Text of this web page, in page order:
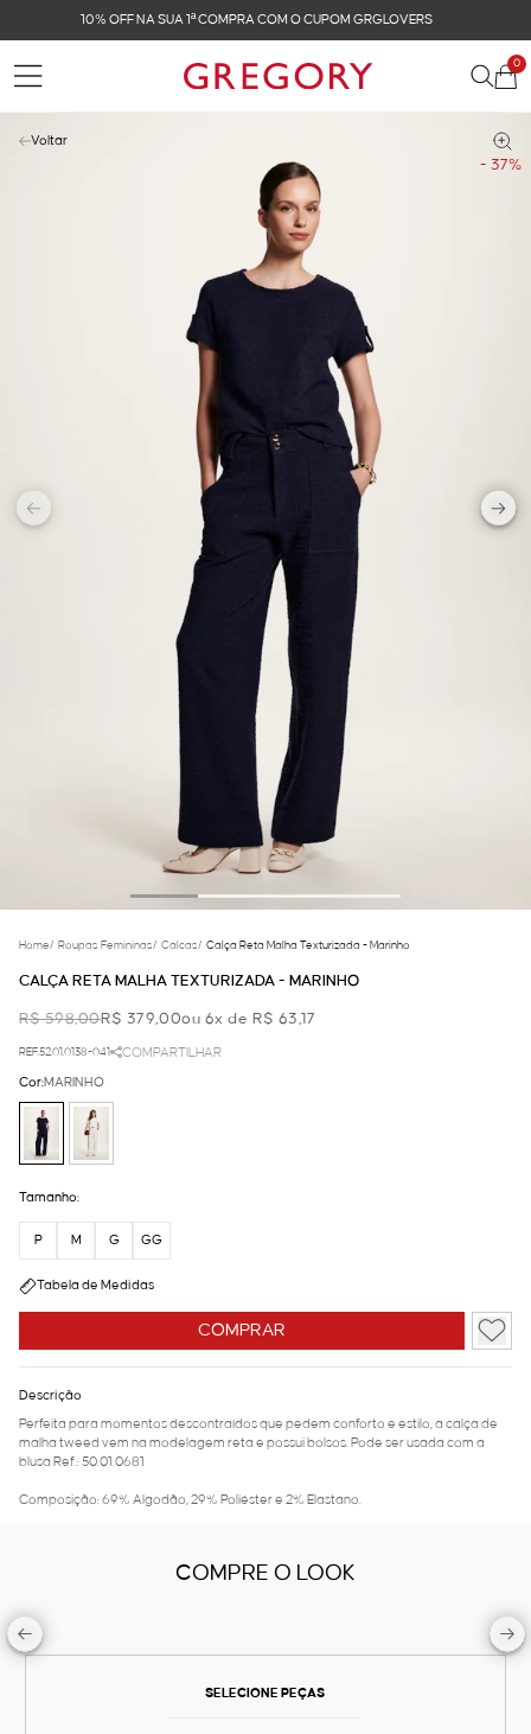
FRETE GRÁTIS NAS COMPRAS ACIMA DE R$ 899
0
- 37%
Voltar
Home/ Roupas Femininas/ Calcas/ Calça Reta Malha Texturizada - Marinho
CALÇA RETA MALHA TEXTURIZADA - MARINHO
R$ 598,00R$ 379,00ou 6x de R$ 63,17
REF.52.01.0138-041 COMPARTILHAR
COMPRAR
Cor:MARINHO
Tamanho:
P M G GG
Tabela de Medidas
Descrição
Perfeita para momentos descontraídos que pedem conforto e estilo, a calça de
malha tweed vem na modelagem reta e possui bolsos. Pode ser usada com a
blusa Ref.: 50.01.0681
Composição: 69% Algodão, 29% Poliéster e 2% Elastano.
COMPRE O LOOK
SELECIONE PEÇAS